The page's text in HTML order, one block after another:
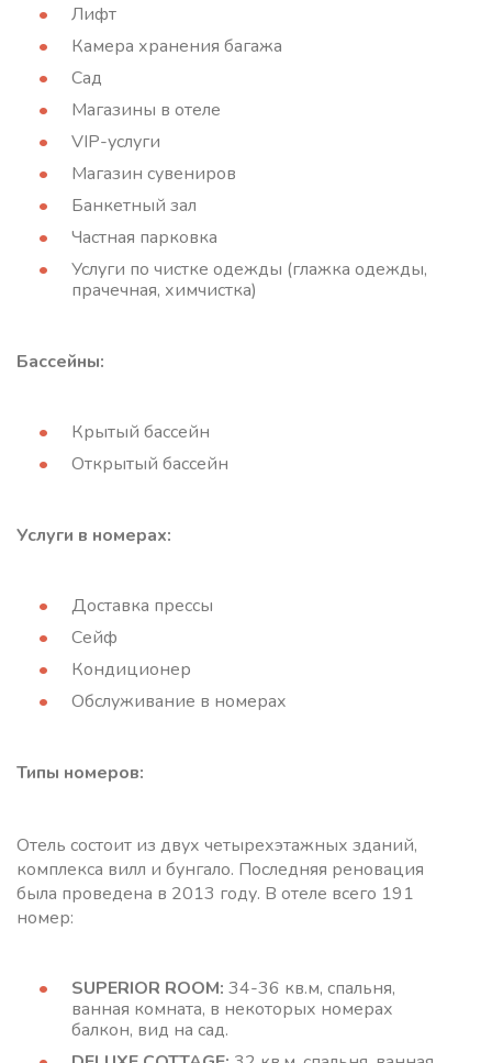
Лифт
Камера хранения багажа
Сад
Магазины в отеле
VIP-услуги
Магазин сувениров
Банкетный зал
Частная парковка
Услуги по чистке одежды (глажка одежды,
прачечная, химчистка)
Бассейны:
Крытый бассейн
Открытый бассейн
Услуги в номерах:
Доставка прессы
Сейф
Кондиционер
Обслуживание в номерах
Типы номеров:
Отель состоит из двух четырехэтажных зданий,
комплекса вилл и бунгало. Последняя реновация
была проведена в 2013 году. В отеле всего 191
номер:
SUPERIOR ROOM: 34-36 кв.м, спальня,
ванная комната, в некоторых номерах
балкон, вид на сад.